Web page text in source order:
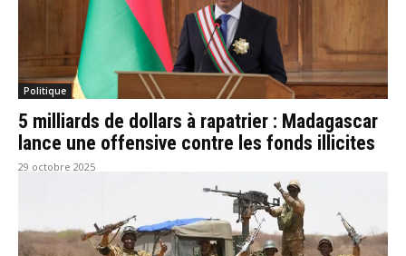
Politique
5 milliards de dollars à rapatrier : Madagascar
lance une offensive contre les fonds illicites
29 octobre 2025